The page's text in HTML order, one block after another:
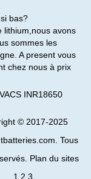
bas?
lithium,nous avons
sommes les
A present vous
chez nous à prix
INR18650
© 2017-2025
Tous
Plan du sites
1 2 3